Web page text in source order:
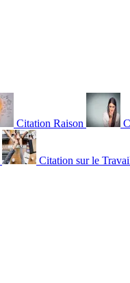
Citation Raison
Citation sur le